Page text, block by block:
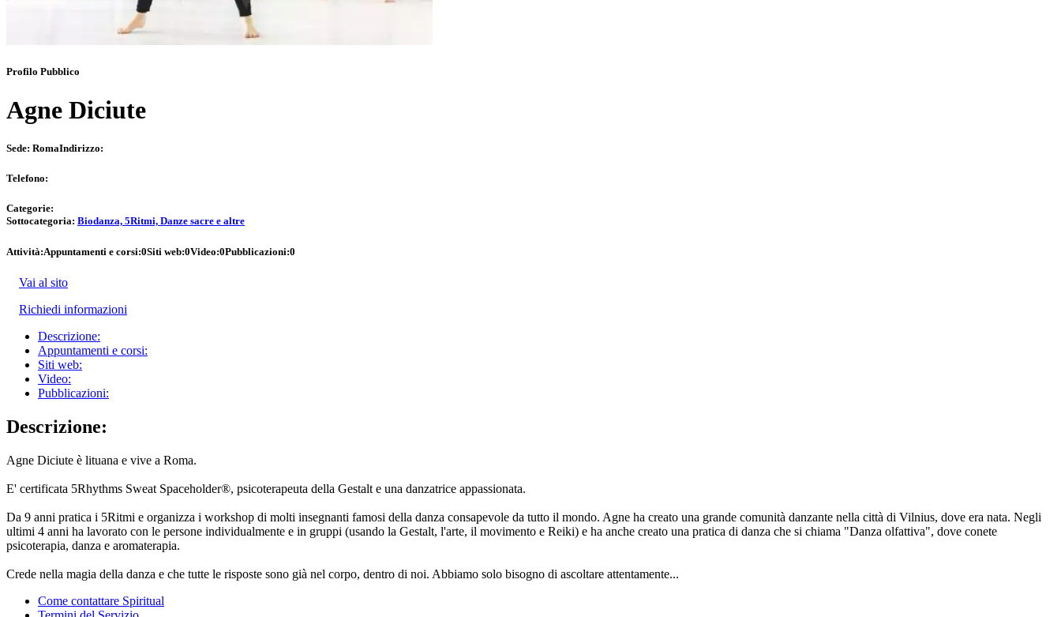
Profilo Pubblico
Agne Diciute
Sede: RomaIndirizzo:
Telefono:
Categorie:
Sottocategoria: Biodanza, 5Ritmi, Danze sacre e altre
Attività:Appuntamenti e corsi:0Siti web:0Video:0Pubblicazioni:0
Vai al sito
Richiedi informazioni
Descrizione:
Appuntamenti e corsi:
Siti web:
Video:
Pubblicazioni:
Descrizione:
Agne Diciute è lituana e vive a Roma.
E' certificata 5Rhythms Sweat Spaceholder®, psicoterapeuta della Gestalt e una danzatrice appassionata.
Da 9 anni pratica i 5Ritmi e organizza i workshop di molti insegnanti famosi della danza consapevole da tutto il mondo. Agne ha creato una grande comunità danzante nella città di Vilnius, dove era nata. Negli
ultimi 4 anni ha lavorato con le persone individualmente e in gruppi (usando la Gestalt, l'arte, il movimento e Reiki) e ha anche creato una pratica di danza che si chiama "Danza olfattiva", dove conete
psicoterapia, danza e aromaterapia.
Crede nella magia della danza e che tutte le risposte sono già nel corpo, dentro di noi. Abbiamo solo bisogno di ascoltare attentamente...
Come contattare Spiritual